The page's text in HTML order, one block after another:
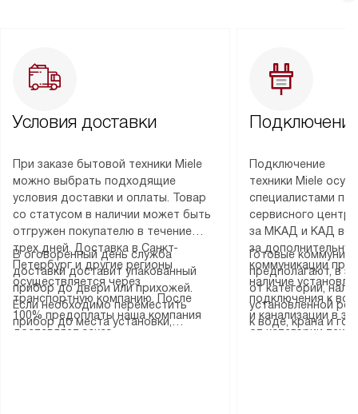
Условия доставки
При заказе бытовой техники Miele
можно выбрать подходящие
условия доставки и оплаты. Товар
со статусом в наличии может быть
отгружен покупателю в течение
трех дней. Доставка в Санкт-
Петербург и другие регионы
осуществляется через
транспортную компанию. После
100% предоплаты наша компания
доставляет заказ
В оговоренный день служба
доставки доставит упакованный
прибор до двери или прихожей.
Если необходимо переместить
прибор до места установки,
Подключение
техники Miele
специалистами
сервисного
за МКАД и КАД
за
коммуникации
наличие
подключения к
и канализации в
от категории
Готовые
предполагают, в
от категории,
установленной
к воде, крана и